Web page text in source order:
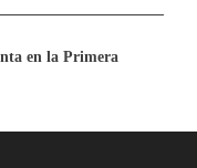
en la Primera